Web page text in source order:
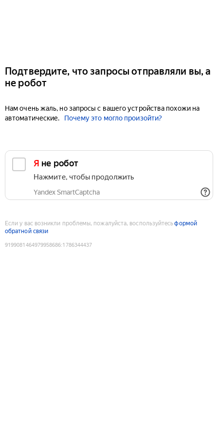
Подтвердите, что запросы отправляли вы, а
не робот
Нам очень жаль, но запросы с вашего устройства похожи на
автоматические.
Почему это могло произойти?
Я не робот
Нажмите, чтобы продолжить
Yandex SmartCaptcha
Если у вас возникли проблемы, пожалуйста, воспользуйтесьформой
обратной связи
9199081464979958686:1786344437